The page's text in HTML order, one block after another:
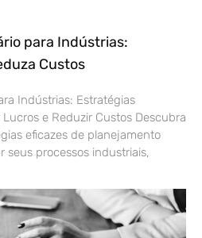
para Indústrias:
Custos
Indústrias: Estratégias
e Reduzir Custos Descubra
eficazes de planejamento
processos industriais,